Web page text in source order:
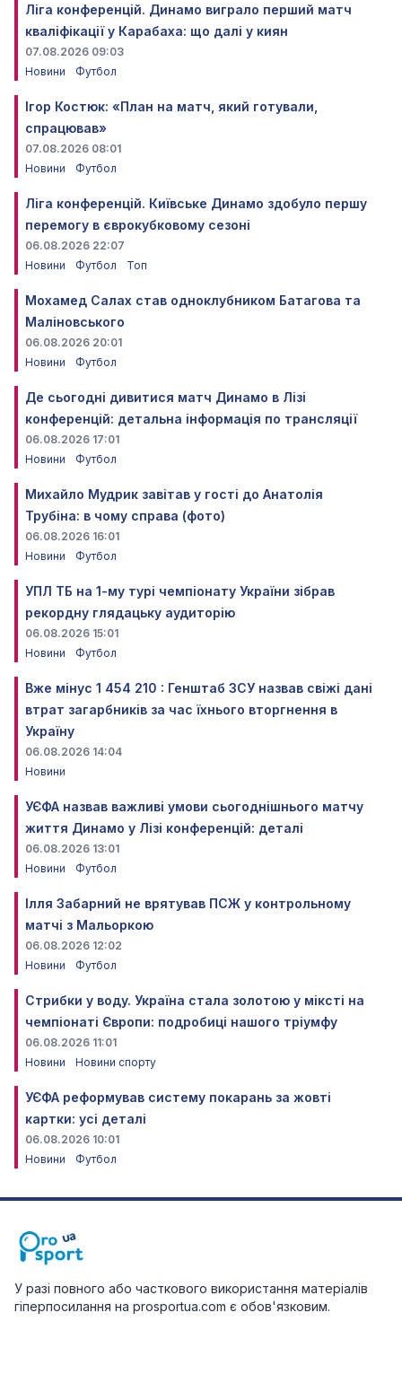
Ліга конференцій. Динамо виграло перший матч
кваліфікації у Карабаха: що далі у киян
07.08.2026 09:03
Новини
Футбол
Ігор Костюк: «План на матч, який готували,
спрацював»
07.08.2026 08:01
Новини
Футбол
Ліга конференцій. Київське Динамо здобуло першу
перемогу в єврокубковому сезоні
06.08.2026 22:07
Новини
Футбол Топ
Мохамед Салах став одноклубником Батагова та
Маліновського
06.08.2026 20:01
Новини
Футбол
Де сьогодні дивитися матч Динамо в Лізі
конференцій: детальна інформація по трансляції
06.08.2026 17:01
Новини
Футбол
Михайло Мудрик завітав у гості до Анатолія
Трубіна: в чому справа (фото)
06.08.2026 16:01
Новини
Футбол
УПЛ ТБ на 1-му турі чемпіонату України зібрав
рекордну глядацьку аудиторію
06.08.2026 15:01
Новини
Футбол
Вже мінус 1 454 210 : Генштаб ЗСУ назвав свіжі дані
втрат загарбників за час їхнього вторгнення в
Україну
06.08.2026 14:04
Новини
УЄФА назвав важливі умови сьогоднішнього матчу
життя Динамо у Лізі конференцій: деталі
06.08.2026 13:01
Новини
Футбол
Ілля Забарний не врятував ПСЖ у контрольному
матчі з Мальоркою
06.08.2026 12:02
Новини
Футбол
Стрибки у воду. Україна стала золотою у міксті на
чемпіонаті Європи: подробиці нашого тріумфу
06.08.2026 11:01
Новини
Новини спорту
УЄФА реформував систему покарань за жовті
картки: усі деталі
06.08.2026 10:01
Новини
Футбол
У разі повного або часткового використання матеріалів
гіперпосилання на prosportua.com є обов'язковим.